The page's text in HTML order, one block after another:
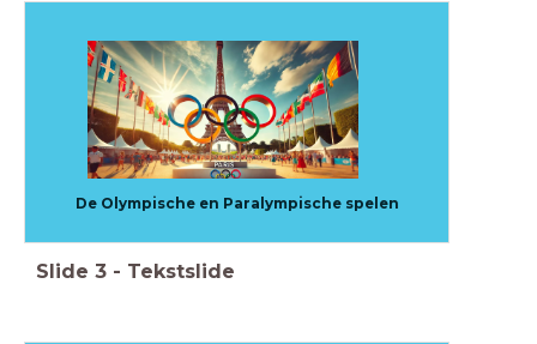
De Olympische en Paralympische spelen
Slide 3 - Tekstslide